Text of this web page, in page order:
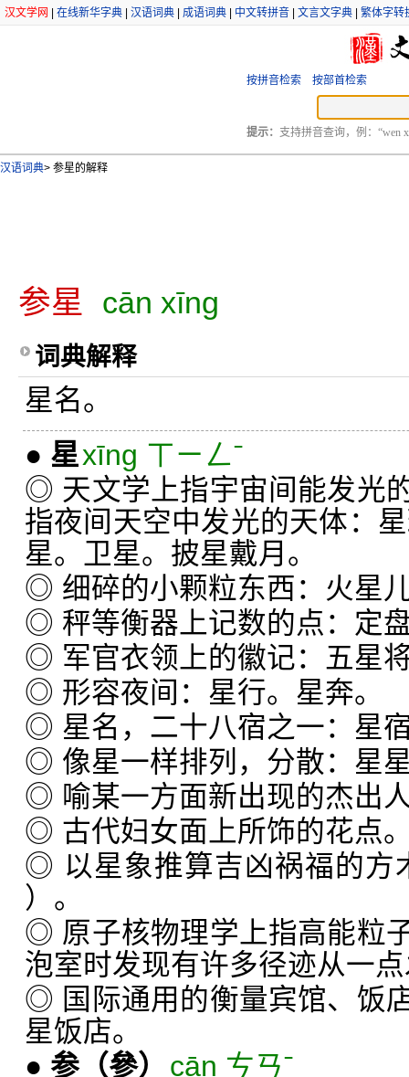
汉文学网 在线新华字典 汉语词典 成语词典 中文转拼音 文言文字典 繁体字转
按拼音检索 按部首检索
提示： 支持拼音查询，例：“wen
汉语词典> 参星的解释
参星 cān xīng
词典解释
星名。
● 星xīng ㄒㄧㄥˉ
◎ 天文学上指宇宙间能发光
指夜间天空中发光的天体：
星。卫星。披星戴月。
◎ 细碎的小颗粒东西：火星
◎ 秤等衡器上记数的点：定
◎ 军官衣领上的徽记：五星
◎ 形容夜间：星行。星奔。
◎ 星名，二十八宿之一：星
◎ 像星一样排列，分散：星
◎ 喻某一方面新出现的杰出
◎ 古代妇女面上所饰的花点
◎ 以星象推算吉凶祸福的方
）。
◎ 原子核物理学上指高能粒
泡室时发现有许多径迹从一
◎ 国际通用的衡量宾馆、饭
星饭店。
● 参（參）
cān ㄘㄢˉ